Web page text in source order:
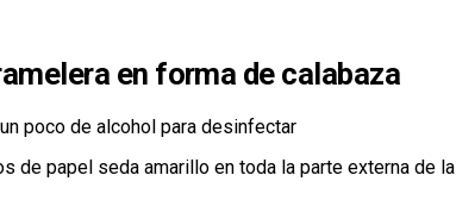
en forma de calabaza
poco de alcohol para desinfectar
de papel seda amarillo en toda la parte externa de la